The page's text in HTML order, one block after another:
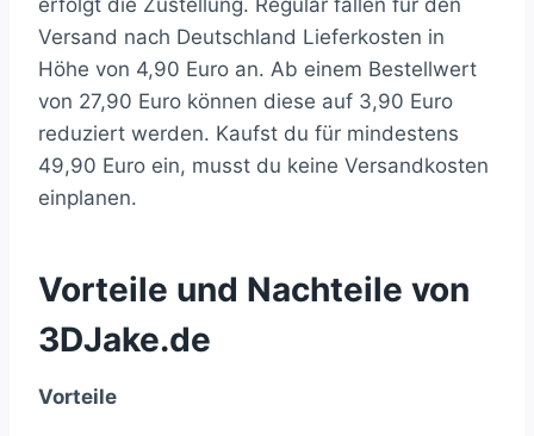
erfolgt die Zustellung. Regulär fallen für den
Versand nach Deutschland Lieferkosten in
Höhe von 4,90 Euro an. Ab einem Bestellwert
von 27,90 Euro können diese auf 3,90 Euro
reduziert werden. Kaufst du für mindestens
49,90 Euro ein, musst du keine Versandkosten
einplanen.
Vorteile und Nachteile von
3DJake.de
Vorteile